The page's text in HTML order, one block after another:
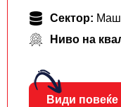
Сектор:
Ниво на
Види повеќе